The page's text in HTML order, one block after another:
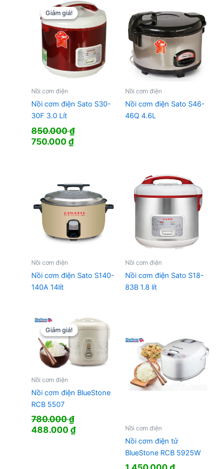
Giảm giá!
Giảm giá!
Nồi cơm điện
Nồi cơm điện Sato S30-
30F 3.0 Lít
850.000₫
Giá
750.000₫Giá
750.000 ₫.
Nồi cơm điện
Nồi cơm điện Sato S46-
46Q 4.6L
Nồi cơm điện
Nồi cơm điện Sato S140-
140A 14lít
Nồi cơm điện
Nồi cơm điện Sato S18-
83B 1.8 lít
Giảm giá!
Giảm giá!
Nồi cơm điện
Nồi cơm điện BlueStone
RCB 5507
780.000₫
Giá
488.000₫Giá
Nồi cơm điện
Nồi cơm điện tử
BlueStone RCB 5925W